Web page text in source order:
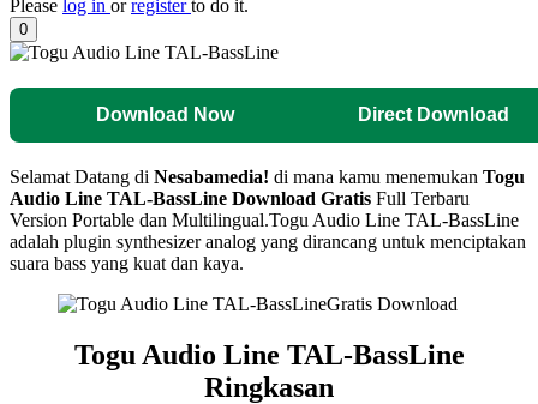
Please log in orregisterto do it.
0
Download Now Direct Download
Selamat Datang di Nesabamedia! di mana kamu menemukan Togu
Audio Line TAL-BassLine Download Gratis Full Terbaru
Version Portable dan Multilingual.Togu Audio Line TAL-BassLine
adalah plugin synthesizer analog yang dirancang untuk menciptakan
suara bass yang kuat dan kaya.
Togu Audio Line TAL-BassLine
Ringkasan